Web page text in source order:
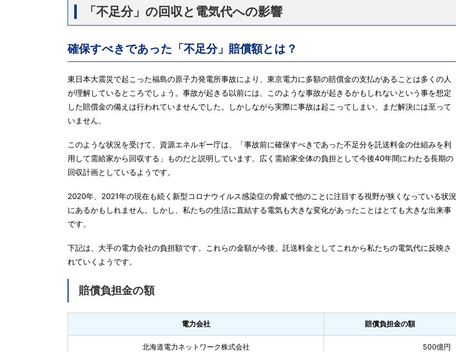
「不足分」の回収と電気代への影響
確保すべきであった「不足分」賠償額とは？
東日本大震災で起こった福島の原子力発電所事故により、東京電力に多額の賠償金の支払があることは多くの人
が理解しているところでしょう。事故が起きる以前には、このような事故が起きるかもしれないという事を想定
した賠償金の備えは行われていませんでした。しかしながら実際に事故は起こってしまい、まだ解決には至って
いません。
このような状況を受けて、資源エネルギー庁は、「事故前に確保すべきであった不足分を託送料金の仕組みを利
用して需給家から回収する」ものだと説明しています。広く需給家全体の負担として今後40年間にわたる長期の
回収計画としているようです。
2020年、2021年の現在も続く新型コロナウイルス感染症の脅威で他のことに注目する視野が狭くなっている状況
にあるかもしれません。しかし、私たちの生活に直結する電気も大きな変化があったことはとても大きな出来事
です。
下記は、大手の電力会社の負担額です。これらの金額が今後、託送料金としてこれから私たちの電気代に反映さ
れていくようです。
賠償負担金の額
電力会社 賠償負担金の額
北海道電力ネットワーク株式会社 500億円